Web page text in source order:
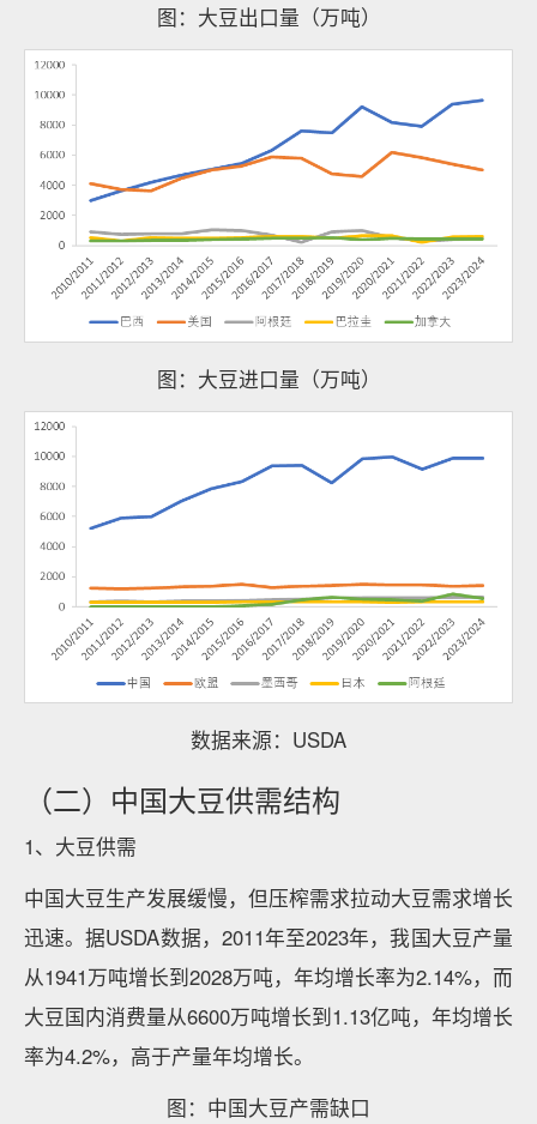
图：大豆出口量（万吨）
图：大豆进口量（万吨）
数据来源：USDA
（二）中国大豆供需结构
1、大豆供需
中国大豆生产发展缓慢，但压榨需求拉动大豆需求增长
迅速。据USDA数据，2011年至2023年，我国大豆产量
从1941万吨增长到2028万吨，年均增长率为2.14%，而
大豆国内消费量从6600万吨增长到1.13亿吨，年均增长
率为4.2%，高于产量年均增长。
图：中国大豆产需缺口